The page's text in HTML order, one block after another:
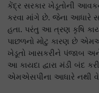
કેંદ્ર સરકાર ખેડૂતોની
કરવા માંગે છે. જેના આધારે
હતા. પરંતુ આ ત્રણ કૃષિ
પાછળનો મોટુ કારણ છે
ખેડૂતો ખાસકરીને પંજાબ
આ કાયદા દ્વારા મંડી બંદ
એમએસપીના આધારે નથી